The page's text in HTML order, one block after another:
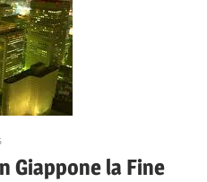
Giappone la Fine